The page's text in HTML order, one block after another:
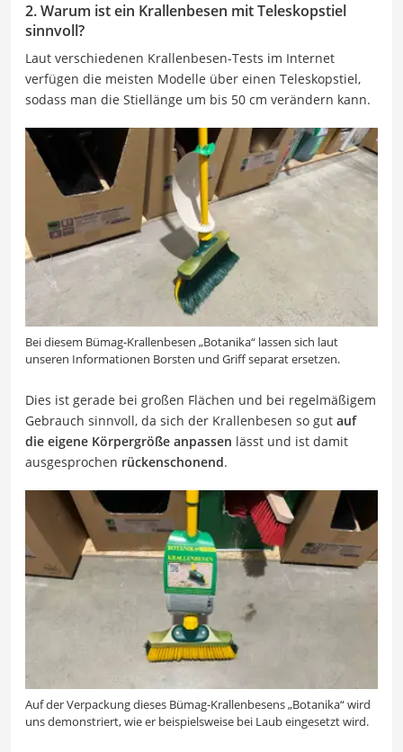
2. Warum ist ein Krallenbesen mit Teleskopstiel
sinnvoll?
Laut verschiedenen Krallenbesen-Tests im Internet
verfügen die meisten Modelle über einen Teleskopstiel,
sodass man die Stiellänge um bis 50 cm verändern kann.
Bei diesem Bümag-Krallenbesen „Botanika“ lassen sich laut
unseren Informationen Borsten und Griff separat ersetzen.
Dies ist gerade bei großen Flächen und bei regelmäßigem
Gebrauch sinnvoll, da sich der Krallenbesen so gut auf
die eigene Körpergröße anpassen lässt und ist damit
ausgesprochen rückenschonend.
Auf der Verpackung dieses Bümag-Krallenbesens „Botanika“ wird
uns demonstriert, wie er beispielsweise bei Laub eingesetzt wird.